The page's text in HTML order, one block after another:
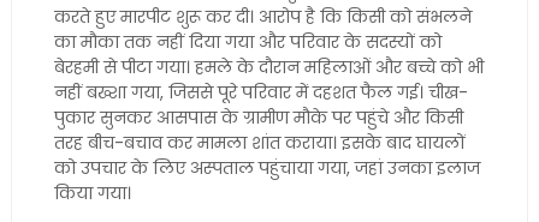
करते हुए मारपीट शुरू कर दी। आरोप है कि किसी को संभलने
का मौका तक नहीं दिया गया और परिवार के सदस्यों को
बेरहमी से पीटा गया। हमले के दौरान महिलाओं और बच्चे को भी
नहीं बख्शा गया, जिससे पूरे परिवार में दहशत फैल गई। चीख-
पुकार सुनकर आसपास के ग्रामीण मौके पर पहुंचे और किसी
तरह बीच-बचाव कर मामला शांत कराया। इसके बाद घायलों
को उपचार के लिए अस्पताल पहुंचाया गया, जहां उनका इलाज
किया गया।